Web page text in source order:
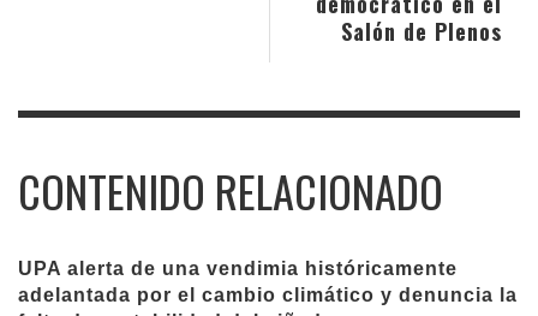
Salón de Plenos
CONTENIDO RELACIONADO
UPA alerta de una vendimia históricamente
adelantada por el cambio climático y denuncia la